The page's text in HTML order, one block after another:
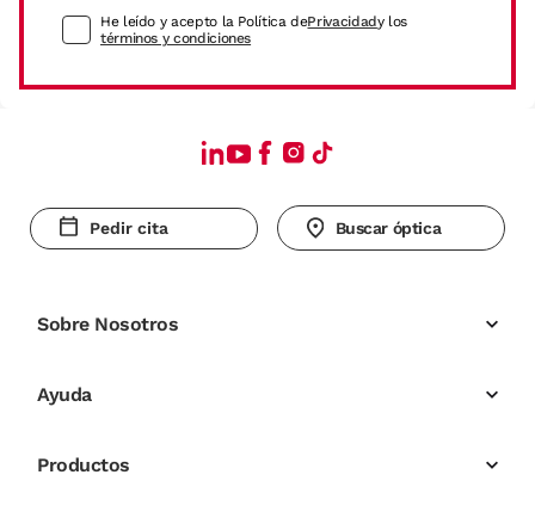
He leído y acepto la Política dePrivacidady los
términos y condiciones
Pedir cita Buscar óptica
Sobre Nosotros
Ayuda
Productos